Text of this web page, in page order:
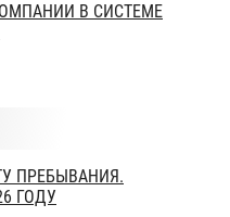
В СИСТЕМЕ
ПРЕБЫВАНИЯ.
ГОДУ